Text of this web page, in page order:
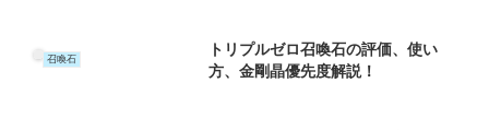
召喚石
トリプルゼロ召喚石の評価、使い
方、金剛晶優先度解説！